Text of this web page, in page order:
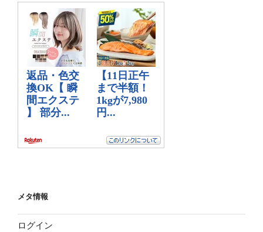
メタ情報
ログイン